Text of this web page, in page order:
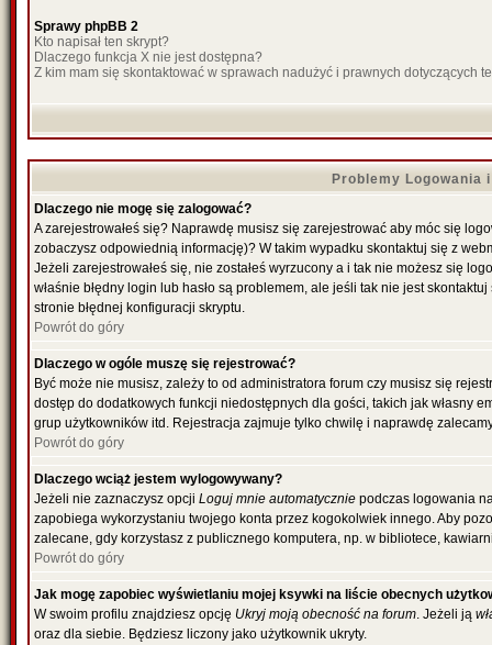
Sprawy phpBB 2
Kto napisał ten skrypt?
Dlaczego funkcja X nie jest dostępna?
Z kim mam się skontaktować w sprawach nadużyć i prawnych dotyczących
Problemy Logowania
Dlaczego nie mogę się zalogować?
A zarejestrowałeś się? Naprawdę musisz się zarejestrować aby móc się
zobaczysz odpowiednią informację)? W takim wypadku skontaktuj się z
Jeżeli zarejestrowałeś się, nie zostałeś wyrzucony a i tak nie możesz się
właśnie błędny login lub hasło są problemem, ale jeśli tak nie jest
stronie błędnej konfiguracji skryptu.
Powrót do góry
Dlaczego w ogóle muszę się rejestrować?
Być może nie musisz, zależy to od administratora forum czy musisz się
dostęp do dodatkowych funkcji niedostępnych dla gości, takich jak własny
grup użytkowników itd. Rejestracja zajmuje tylko chwilę i naprawdę
Powrót do góry
Dlaczego wciąż jestem wylogowywany?
Jeżeli nie zaznaczysz opcji Loguj mnie automatycznie podczas logowania
zapobiega wykorzystaniu twojego konta przez kogokolwiek innego. Aby
zalecane, gdy korzystasz z publicznego komputera, np. w bibliotece,
Powrót do góry
Jak mogę zapobiec wyświetlaniu mojej ksywki na liście obecnych
W swoim profilu znajdziesz opcję Ukryj moją obecność na forum. Jeżeli ją
oraz dla siebie. Będziesz liczony jako użytkownik ukryty.